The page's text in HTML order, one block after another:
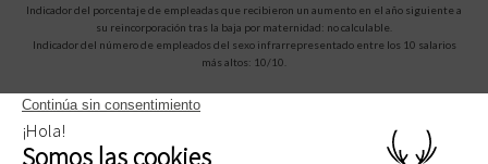
Indicador del porcentaje de empleadas que recibieron un aumento en el año siguiente a
su reincorporación tras la baja por maternidad: no calculable.
Indicador del número de empleados del sexo infrarrepresentado entre los 10 salarios
más altos: 10/10.
WBCOROT